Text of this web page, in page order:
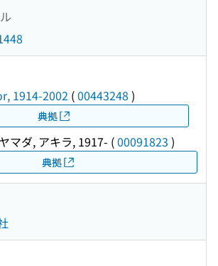
1914-2002 (00443248 )
典拠
ヤマダ, アキラ, 1917- (00091823 )
典拠